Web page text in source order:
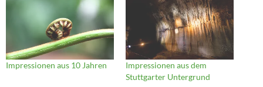
Impressionen aus 10 Jahren
Impressionen aus dem
Stuttgarter Untergrund